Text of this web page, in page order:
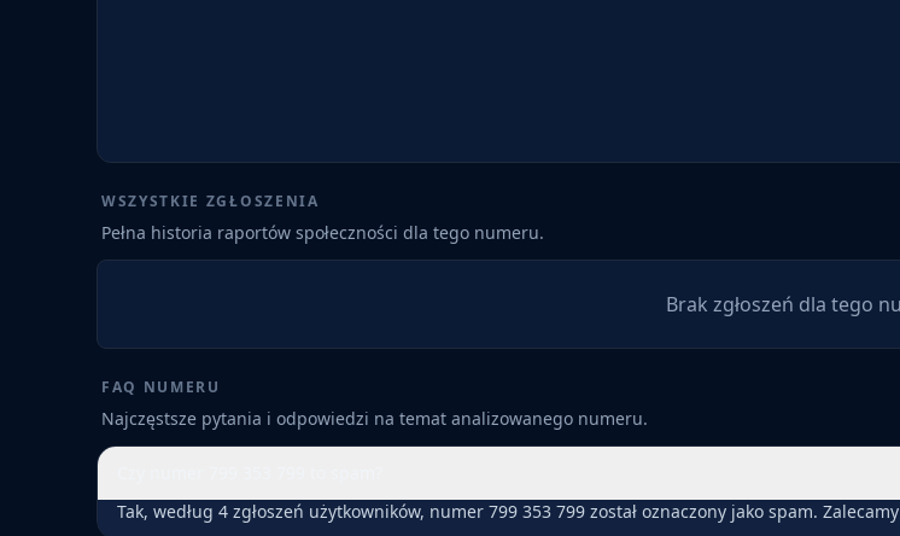
WSZYSTKIE ZGŁOSZENIA
Pełna historia raportów społeczności dla tego numeru.
Brak zgłoszeń dla tego
FAQ NUMERU
Najczęstsze pytania i odpowiedzi na temat analizowanego numeru.
Tak, według 4 zgłoszeń użytkowników, numer 799 353 799 został oznaczony jako spam.